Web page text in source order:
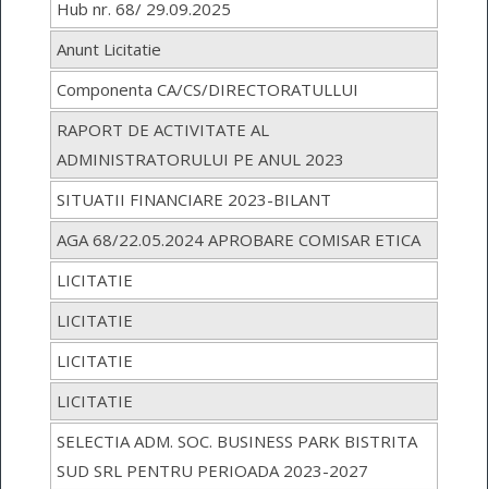
Hub nr. 68/ 29.09.2025
Anunt Licitatie
Componenta CA/CS/DIRECTORATULLUI
RAPORT DE ACTIVITATE AL
ADMINISTRATORULUI PE ANUL 2023
SITUATII FINANCIARE 2023-BILANT
AGA 68/22.05.2024 APROBARE COMISAR ETICA
LICITATIE
LICITATIE
LICITATIE
LICITATIE
SELECTIA ADM. SOC. BUSINESS PARK BISTRITA
SUD SRL PENTRU PERIOADA 2023-2027